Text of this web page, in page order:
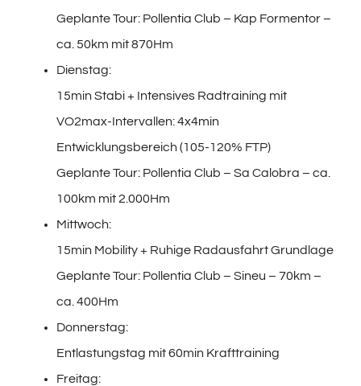
Geplante Tour: Pollentia Club – Kap Formentor –
ca. 50km mit 870Hm
Dienstag:
15min Stabi + Intensives Radtraining mit
VO2max-Intervallen: 4x4min
Entwicklungsbereich (105-120% FTP)
Geplante Tour: Pollentia Club – Sa Calobra – ca.
100km mit 2.000Hm
Mittwoch:
15min Mobility + Ruhige Radausfahrt Grundlage
Geplante Tour: Pollentia Club – Sineu – 70km –
ca. 400Hm
Donnerstag:
Entlastungstag mit 60min Krafttraining
Freitag: